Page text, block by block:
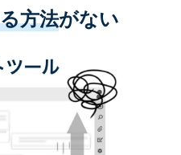
方法がない